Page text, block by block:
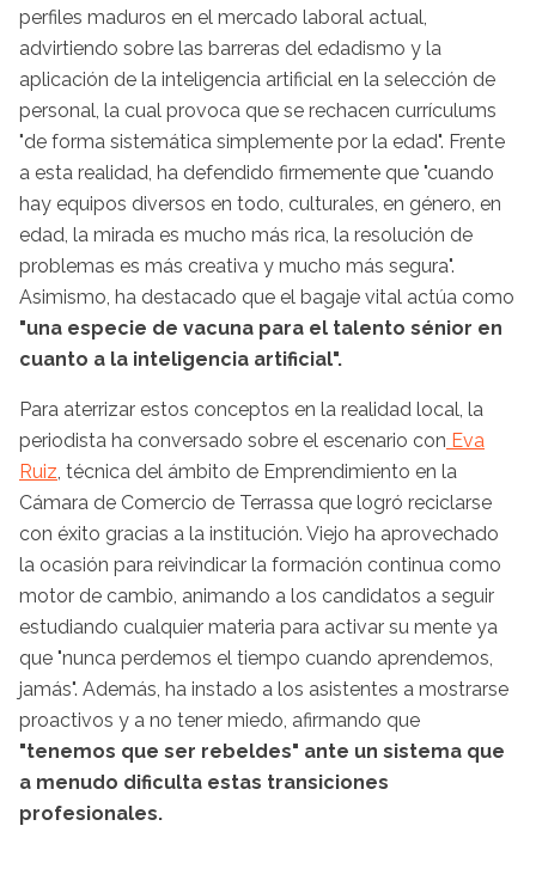
perfiles maduros en el mercado laboral actual,
advirtiendo sobre las barreras del edadismo y la
aplicación de la inteligencia artificial en la selección de
personal, la cual provoca que se rechacen currículums
"de forma sistemática simplemente por la edad". Frente
a esta realidad, ha defendido firmemente que "cuando
hay equipos diversos en todo, culturales, en género, en
edad, la mirada es mucho más rica, la resolución de
problemas es más creativa y mucho más segura".
Asimismo, ha destacado que el bagaje vital actúa como
"una especie de vacuna para el talento sénior en
cuanto a la inteligencia artificial".
Para aterrizar estos conceptos en la realidad local, la
periodista ha conversado sobre el escenario con Eva
Ruiz, técnica del ámbito de Emprendimiento en la
Cámara de Comercio de Terrassa que logró reciclarse
con éxito gracias a la institución. Viejo ha aprovechado
la ocasión para reivindicar la formación continua como
motor de cambio, animando a los candidatos a seguir
estudiando cualquier materia para activar su mente ya
que "nunca perdemos el tiempo cuando aprendemos,
jamás". Además, ha instado a los asistentes a mostrarse
proactivos y a no tener miedo, afirmando que
"tenemos que ser rebeldes" ante un sistema que
a menudo dificulta estas transiciones
profesionales.